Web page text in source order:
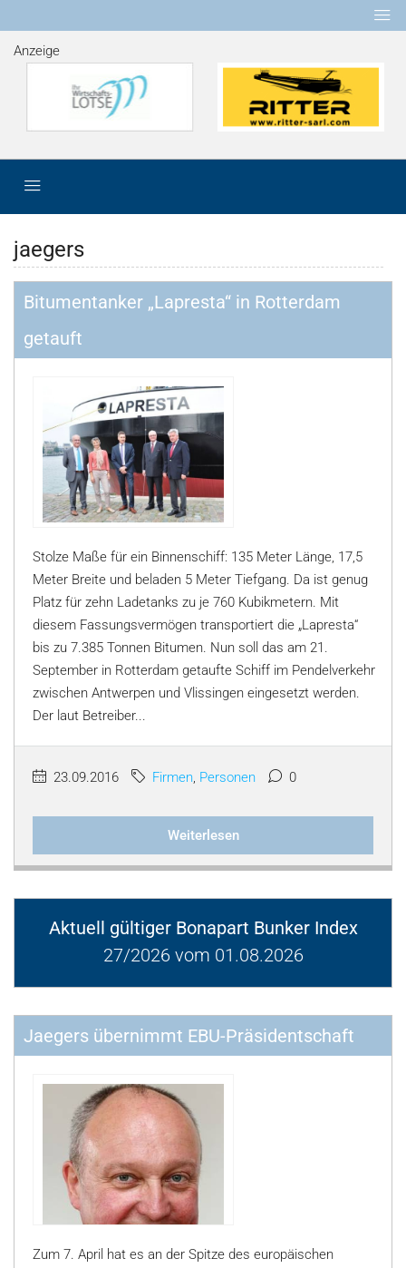
Anzeige
jaegers
Bitumentanker „Lapresta“ in Rotterdam
getauft
Stolze Maße für ein Binnenschiff: 135 Meter Länge, 17,5
Meter Breite und beladen 5 Meter Tiefgang. Da ist genug
Platz für zehn Ladetanks zu je 760 Kubikmetern. Mit
diesem Fassungsvermögen transportiert die „Lapresta“
bis zu 7.385 Tonnen Bitumen. Nun soll das am 21.
September in Rotterdam getaufte Schiff im Pendelverkehr
zwischen Antwerpen und Vlissingen eingesetzt werden.
Der laut Betreiber...
23.09.2016 Firmen, Personen 0
Weiterlesen
Aktuell gültiger Bonapart Bunker Index
27/2026 vom 01.08.2026
Jaegers übernimmt EBU-Präsidentschaft
Zum 7. April hat es an der Spitze des europäischen